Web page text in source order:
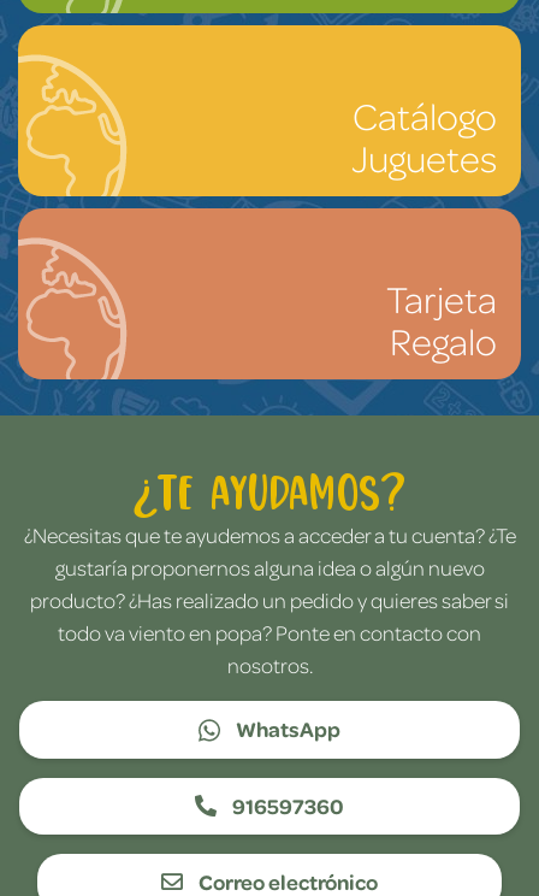
Catálogo
Juguetes
Tarjeta
Regalo
¿Te ayudamos?
¿Necesitas que te ayudemos a acceder a tu cuenta? ¿Te
gustaría proponernos alguna idea o algún nuevo
producto? ¿Has realizado un pedido y quieres saber si
todo va viento en popa? Ponte en contacto con
nosotros.
WhatsApp
916597360
Correo electrónico